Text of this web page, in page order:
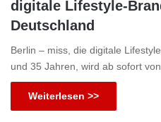
digitale Lifestyle-
Deutschland
Berlin – miss, die digitale
und 35 Jahren, wird ab sofort
Weiterlesen >>